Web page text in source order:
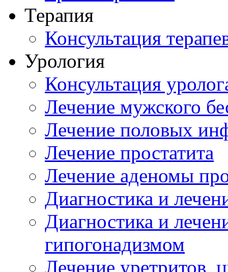
Терапия
Консультация
Урология
Консультация
Лечение мужского
Лечение половых
Лечение простатита
Лечение аденомы
Диагностика и
Диагностика и
гипогонадизмом
Лечение уретритов,